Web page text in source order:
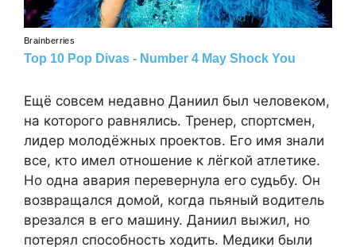
Ещё совсем недавно Даниил был человеком,
на которого равнялись. Тренер, спортсмен,
лидер молодёжных проектов. Его имя знали
все, кто имел отношение к лёгкой атлетике.
Но одна авария перевернула его судьбу. Он
возвращался домой, когда пьяный водитель
врезался в его машину. Даниил выжил, но
потерял способность ходить. Медики были